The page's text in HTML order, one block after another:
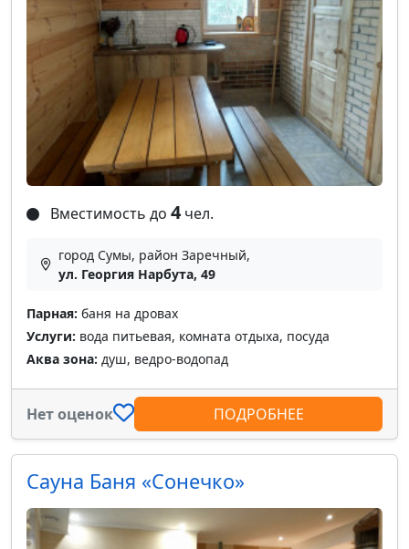
Вместимость до 4 чел.
город Сумы, район Заречный,
ул. Георгия Нарбута, 49
Парная: баня на дровах
Услуги: вода питьевая, комната отдыха, посуда
Аква зона: душ, ведро-водопад
Нет оценок ПОДРОБНЕЕ
Сауна Баня «Сонечко»